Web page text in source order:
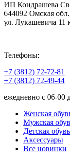
ИП Кондрашева
644092 Омская
ул. Лукашевича 11
Телефоны:
+7 (3812) 72-72-81
+7 (3812) 72-49-44
ежедневно с 06-
Женская
Мужская
Детская обувь
Аксессуары
Все новинки